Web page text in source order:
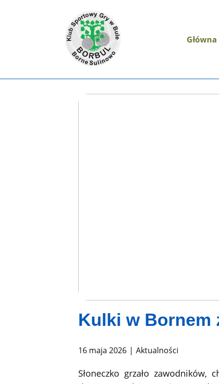
Główna
Kulki w Bornem
16 maja 2026 Aktualności
Słoneczko grzało zawodników,